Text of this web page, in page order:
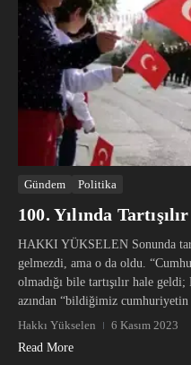
Gündem Politika
100. Yılında
HAKKI YÜKSELEN Sonunda
gelmezdi, ama o da oldu.
olmadığı bile tartışılır hale
azından “bildiğimiz cumhuriyetin
Hakkı Yükselen
6 Kasım 2023
Read More